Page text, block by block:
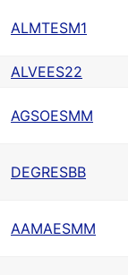
ALMTESM1
ALVEES22
AGSOESMM
DEGRESBB
AAMAESMM